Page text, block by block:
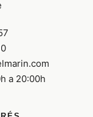
a 20:00h